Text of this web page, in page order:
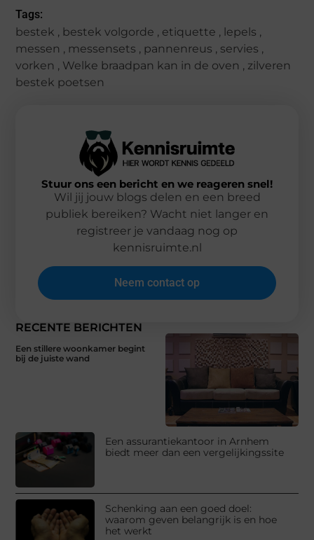
Tags:
bestek , bestek volgorde , etiquette , lepels ,
messen , messensets , pannenreus , servies ,
vorken , Welke braadpan kan in de oven , zilveren
bestek poetsen
RECENTE BERICHTEN
Een stillere woonkamer begint
bij de juiste wand
Een assurantiekantoor in Arnhem
biedt meer dan een vergelijkingssite
Schenking aan een goed doel:
waarom geven belangrijk is en hoe
het werkt
Stuur ons een bericht en we reageren snel!
Wil jij jouw blogs delen en een breed
publiek bereiken? Wacht niet langer en
registreer je vandaag nog op
kennisruimte.nl
Neem contact op